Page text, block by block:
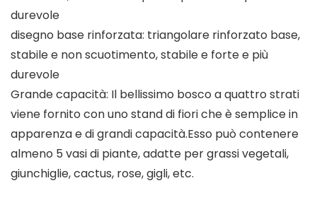
durevole
disegno base rinforzata: triangolare rinforzato base,
stabile e non scuotimento, stabile e forte e più
durevole
Grande capacità: Il bellissimo bosco a quattro strati
viene fornito con uno stand di fiori che è semplice in
apparenza e di grandi capacità.Esso può contenere
almeno 5 vasi di piante, adatte per grassi vegetali,
giunchiglie, cactus, rose, gigli, etc.